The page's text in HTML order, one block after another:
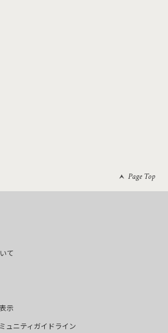
Page Top
て
示
ュニティガイドライン